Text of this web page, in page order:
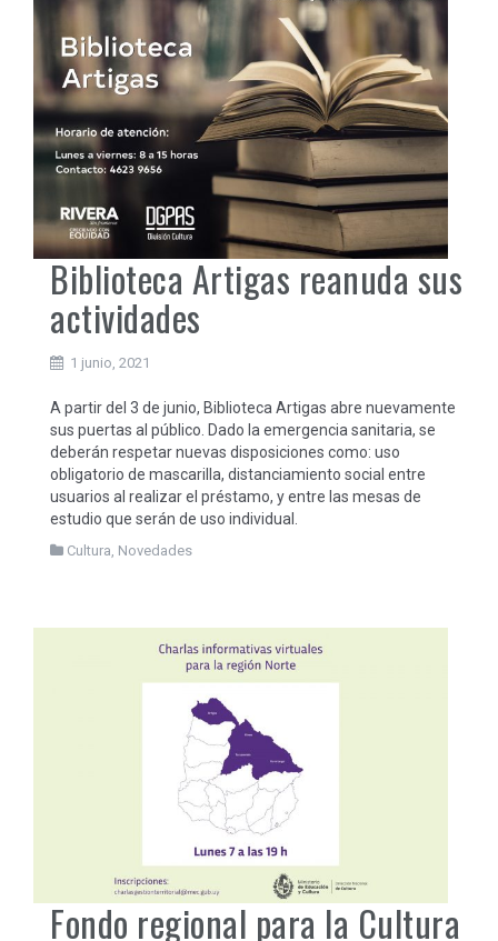
Biblioteca Artigas reanuda sus
actividades
1 junio, 2021
A partir del 3 de junio, Biblioteca Artigas abre nuevamente
sus puertas al público. Dado la emergencia sanitaria, se
deberán respetar nuevas disposiciones como: uso
obligatorio de mascarilla, distanciamiento social entre
usuarios al realizar el préstamo, y entre las mesas de
estudio que serán de uso individual.
Cultura Novedades
Fondo regional para la Cultura